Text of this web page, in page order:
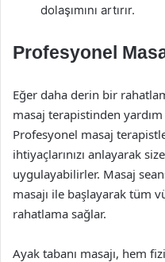
dolaşımını artırır.
Profesyonel
Eğer daha derin bir
masaj terapistinden
Profesyonel masaj
ihtiyaçlarınızı anlayarak
uygulayabilirler. Masaj
masajı ile başlayarak tüm
rahatlama sağlar.
Ayak tabanı masajı, hem